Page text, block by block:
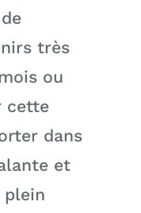
très
ou
cette
dans
et
plein